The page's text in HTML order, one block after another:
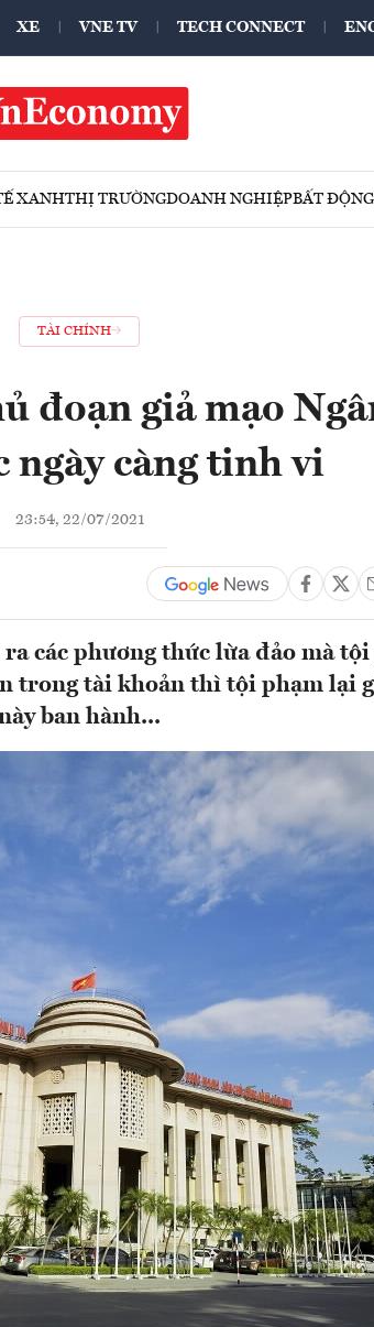
XE VNE TV TECH CONNECT
XANHTHỊ TRƯỜNGDOANH NGHIỆPBẤT
TÀI CHÍNH
đoạn giả mạo
ngày càng tinh vi
23:54, 22/07/2021
các phương thức lừa đảo mà
trong tài khoản thì tội phạm lại
ban hành...